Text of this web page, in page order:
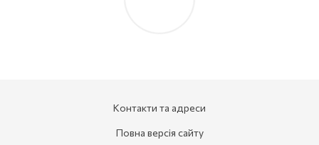
Контакти та адреси
Повна версія сайту